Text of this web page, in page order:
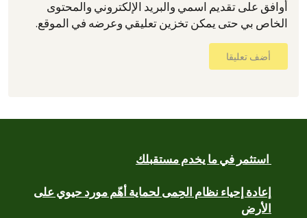
أوافق على تقديم اسمي والبريد الإلكتروني والمحتوى
الخاص بي حتى يمكن تخزين تعليقي وعرضه في الموقع.
أضف تعليقا
استثمر في ما يخدم مستقبلك
إعادة إحياء نظام الحِمى لحماية أهّم مورد حيوي على
الأرض